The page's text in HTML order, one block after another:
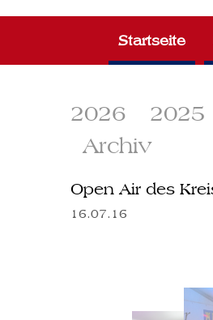
2026 2025
Archiv
Startseite
Open Air des
16.07.16